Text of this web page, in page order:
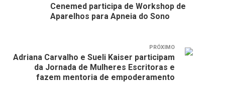
Cenemed participa de Workshop de
Aparelhos para Apneia do Sono
PRÓXIMO
Adriana Carvalho e Sueli Kaiser participam
da Jornada de Mulheres Escritoras e
fazem mentoria de empoderamento